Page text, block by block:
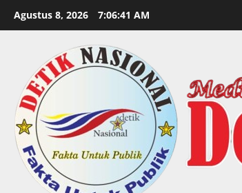
Agustus 8, 2026 7:06:42 AM